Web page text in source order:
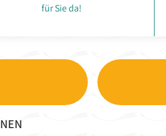
für Sie da!